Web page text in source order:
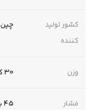
کشور تولید
کننده
چین
وزن 30 کیلوگرم
فشار 45 بار